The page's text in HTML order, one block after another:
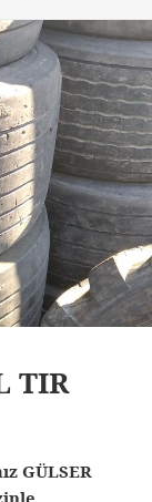
TIR
GÜLSER